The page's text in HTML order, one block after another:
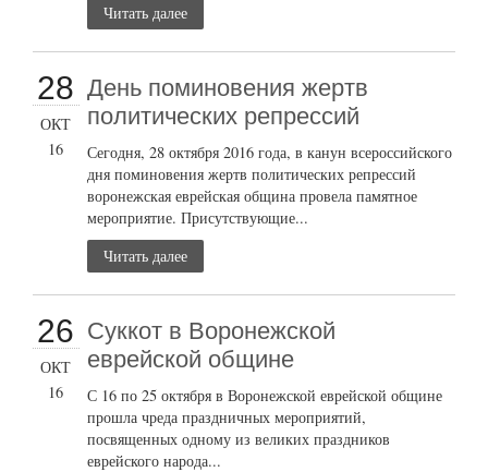
Читать далее
28
ОКТ
16
День поминовения жертв
политических репрессий
Сегодня, 28 октября 2016 года, в канун всероссийского
дня поминовения жертв политических репрессий
воронежская еврейская община провела памятное
мероприятие. Присутствующие...
Читать далее
26
ОКТ
16
Суккот в Воронежской
еврейской общине
С 16 по 25 октября в Воронежской еврейской общине
прошла чреда праздничных мероприятий,
посвященных одному из великих праздников
еврейского народа...